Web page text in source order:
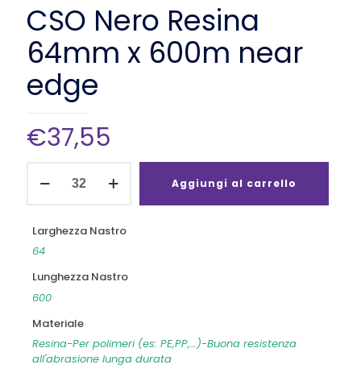
CSO Nero Resina
64mm x 600m near
edge
€37,55
Nero
600m
edge
quantità
Aggiungi al carrello
Larghezza Nastro
64
Lunghezza Nastro
600
Materiale
Resina-Per polimeri (es: PE,PP,…)-Buona resistenza
all'abrasione lunga durata